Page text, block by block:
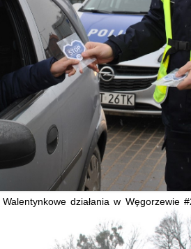
Walentynkowe działania w Węgorzewie